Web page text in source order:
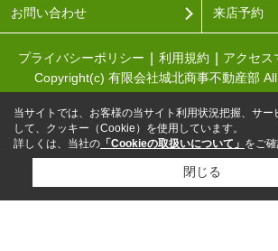
お問い合わせ 来店予約
プライバシーポリシー 利用規約 アクセス
Copyright(c) 有限会社城北商事不動産部
当サイトでは、お客様の当サイト利用状況把握、サー
して、クッキー（Cookie）を使用しています。
詳しくは、当社の 「Cookieの取扱いについて」 をご確
閉じる